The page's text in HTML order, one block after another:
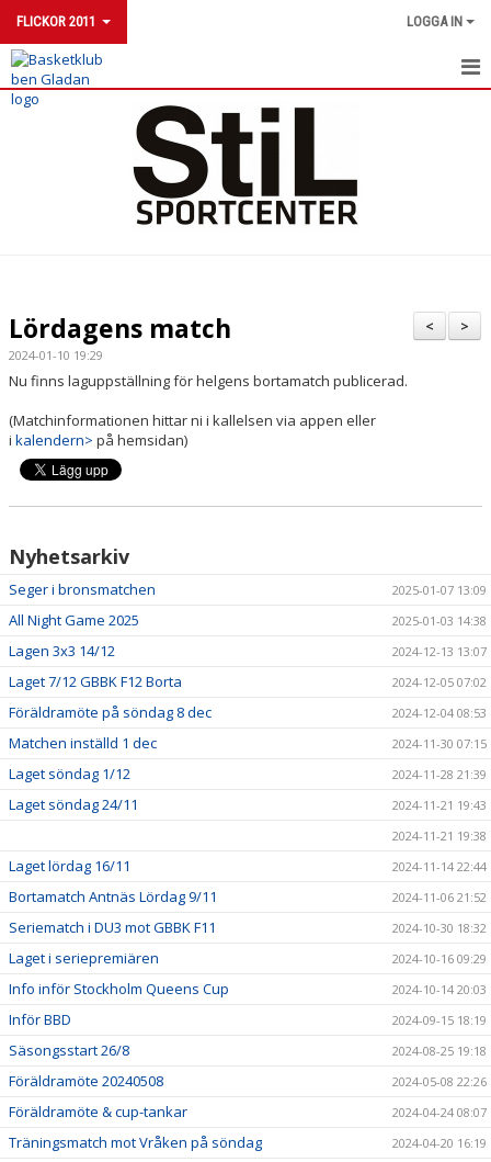
FLICKOR 2011 LOGGA IN
FLICKOR 2011
DOKUMENT
>
<
Lördagens match
2024-01-10 19:29
Nu finns laguppställning för helgens bortamatch publicerad.
(Matchinformationen hittar ni i kallelsen via appen eller
i kalendern> på hemsidan)
Nyhetsarkiv
Seger i bronsmatchen 2025-01-07 13:09
All Night Game 2025 2025-01-03 14:38
Lagen 3x3 14/12 2024-12-13 13:07
Laget 7/12 GBBK F12 Borta 2024-12-05 07:02
Föräldramöte på söndag 8 dec 2024-12-04 08:53
Matchen inställd 1 dec 2024-11-30 07:15
Laget söndag 1/12 2024-11-28 21:39
Laget söndag 24/11
2024-11-21 19:43
2024-11-21 19:38
Laget lördag 16/11 2024-11-14 22:44
Bortamatch Antnäs Lördag 9/11 2024-11-06 21:52
Seriematch i DU3 mot GBBK F11 2024-10-30 18:32
Laget i seriepremiären 2024-10-16 09:29
Info inför Stockholm Queens Cup 2024-10-14 20:03
Inför BBD 2024-09-15 18:19
Säsongsstart 26/8 2024-08-25 19:18
Föräldramöte 20240508 2024-05-08 22:26
Föräldramöte & cup-tankar 2024-04-24 08:07
Träningsmatch mot Vråken på söndag 2024-04-20 16:19